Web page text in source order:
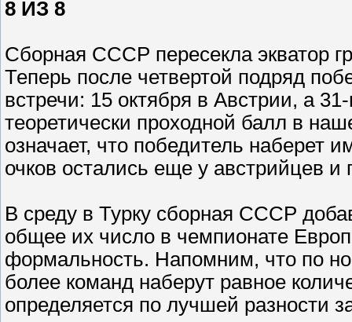
8 ИЗ 8
Сборная СССР пересекла экватор
Теперь после четвертой подряд
встречи: 15 октября в Австрии, а
теоретически проходной балл в
означает, что победитель наберет
очков остались еще у австрийцев и
В среду в Турку сборная СССР
общее их число в чемпионате
формальность. Напомним, что по
более команд наберут равное
определяется по лучшей разности